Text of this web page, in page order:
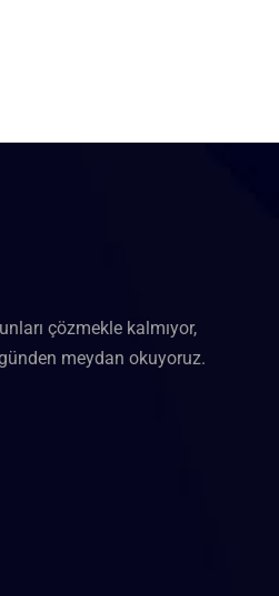
çözmekle kalmıyor,
meydan okuyoruz.